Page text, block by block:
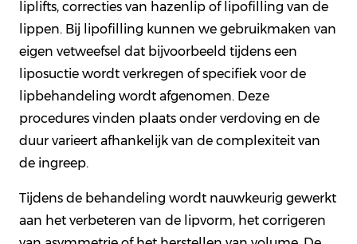
liplifts, correcties van hazenlip of lipofilling van de
lippen. Bij lipofilling kunnen we gebruikmaken van
eigen vetweefsel dat bijvoorbeeld tijdens een
liposuctie wordt verkregen of specifiek voor de
lipbehandeling wordt afgenomen. Deze
procedures vinden plaats onder verdoving en de
duur varieert afhankelijk van de complexiteit van
de ingreep.
Tijdens de behandeling wordt nauwkeurig gewerkt
aan het verbeteren van de lipvorm, het corrigeren